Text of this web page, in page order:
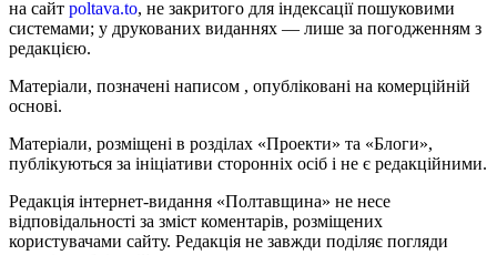
на сайт poltava.to, не закритого для індексації пошуковими
системами; у друкованих виданнях — лише за погодженням з
редакцією.
Матеріали, позначені написом , опубліковані на комерційній
основі.
Матеріали, розміщені в розділах «Проекти» та «Блоги»,
публікуються за ініціативи сторонніх осіб і не є редакційними.
Редакція інтернет-видання «Полтавщина» не несе
відповідальності за зміст коментарів, розміщених
користувачами сайту. Редакція не завжди поділяє погляди